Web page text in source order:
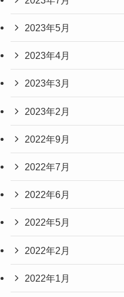
2023年5月
2023年4月
2023年3月
2023年2月
2022年9月
2022年7月
2022年6月
2022年5月
2022年2月
2022年1月